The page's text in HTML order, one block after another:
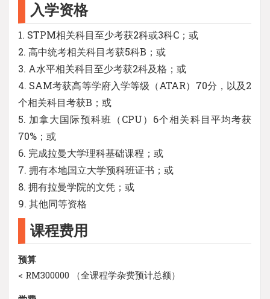
入学资格
1. STPM相关科目至少考获2科或3科C；或
2. 高中统考相关科目考获5科B；或
3. A水平相关科目至少考获2科及格；或
4. SAM考获高等学府入学等级（ATAR）70分，以及2
个相关科目考获B；或
5. 加拿大国际预科班（CPU）6个相关科目平均考获
70%；或
6. 完成拉曼大学理科基础课程；或
7. 拥有本地国立大学预科班证书；或
8. 拥有拉曼学院的文凭；或
9. 其他同等资格
课程费用
预算
< RM300000 （全课程学杂费预计总额）